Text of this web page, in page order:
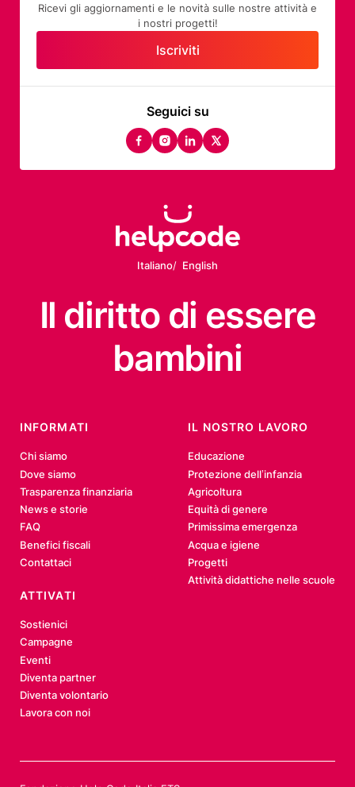
Seguici su
facebook
instagram
linkedin
twitter
Ricevi gli aggiornamenti e le novità sulle nostre attività e
i nostri progetti!
Iscriviti
Italiano English
Il diritto di essere
bambini
INFORMATI
Chi siamo
Dove siamo
Trasparenza finanziaria
News e storie
FAQ
Benefici fiscali
Contattaci
IL NOSTRO LAVORO
Educazione
Protezione dell’infanzia
Agricoltura
Equità di genere
Primissima emergenza
Acqua e igiene
Progetti
Attività didattiche nelle scuole
ATTIVATI
Sostienici
Campagne
Eventi
Diventa partner
Diventa volontario
Lavora con noi